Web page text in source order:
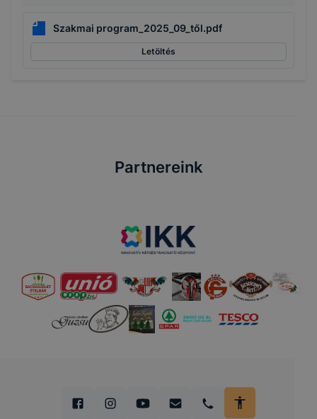
Szakmai program_2025_09_től.pdf
Letöltés
Partnereink